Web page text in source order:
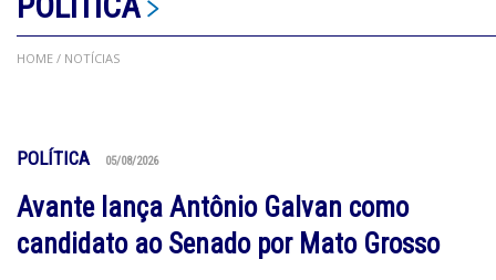
HOME / NOTÍCIAS
POLÍTICA 05/08/2026
Avante lança Antônio Galvan como
candidato ao Senado por Mato Grosso